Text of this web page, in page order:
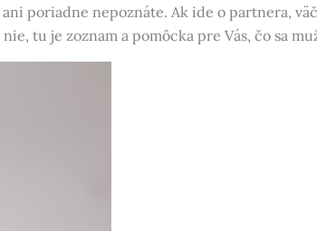
poriadne nepoznáte. Ak ide o partnera,
tu je zoznam a pomôcka pre Vás, čo sa